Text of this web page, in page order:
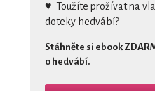
♥ Toužíte prožívat na
doteky hedvábí?
Stáhněte si ebook
o hedvábí.